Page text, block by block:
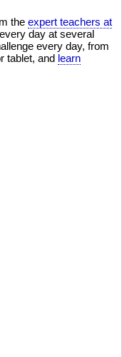
the expert teachers at
day at several
every day, from
tablet, and learn